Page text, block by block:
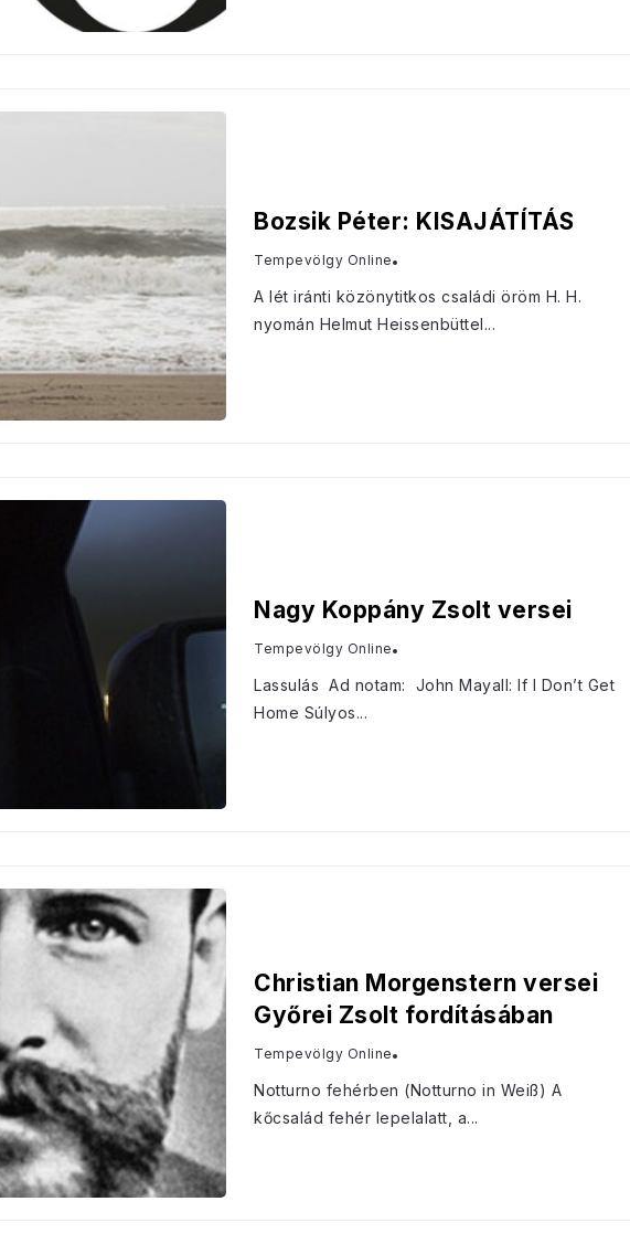
Bozsik Péter: KISAJÁTÍTÁS
Tempevölgy Online
A lét iránti közönytitkos családi öröm H. H.
nyomán Helmut Heissenbüttel...
Nagy Koppány Zsolt versei
Tempevölgy Online
Lassulás Ad notam: John Mayall: If I Don’t Get
Home Súlyos...
Christian Morgenstern versei
Győrei Zsolt fordításában
Tempevölgy Online
Notturno fehérben (Notturno in Weiß) A
kőcsalád fehér lepelalatt, a...